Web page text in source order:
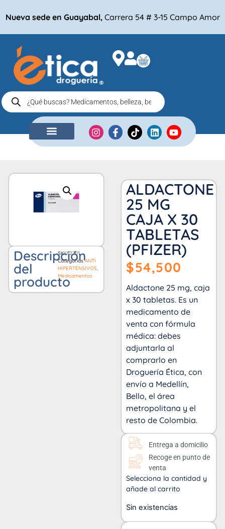
Nueva sede en Guayabal, Carrera 54 # 3-15 Campo Amor
Descripción
del
producto
SKU2701
Categorías ANTI
HIPERTENSIVOS,
Medicamentos
ALDACTONE
25 MG
CAJA X 30
TABLETAS
(PFIZER)
$54,500
Aldactone 25 mg, caja
x 30 tabletas. Es un
medicamento de
venta con fórmula
médica: debes
adjuntarla al
comprarlo en
Droguería Ética, con
envío a Medellín,
Bello, el área
metropolitana y el
resto de Colombia.
Entrega a domicilio
Recoge en punto de
venta
Selecciona la cantidad y
añade al carrito
Sin existencias